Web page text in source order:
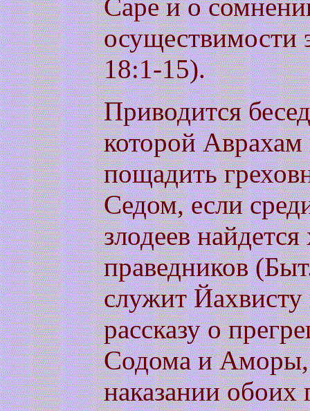
Саре и о
осуществимости
18:1-15).
Приводится
которой
пощадить
Седом, если
злодеев
праведников
служит
рассказу о
Содома и Аморы,
наказании обоих